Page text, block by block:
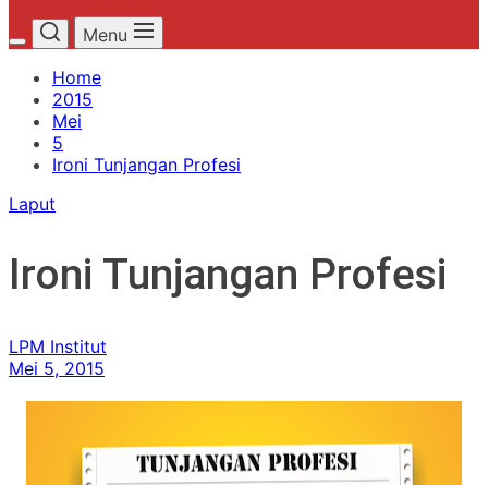
Menu
Home
2015
Mei
5
Ironi Tunjangan Profesi
Laput
Ironi Tunjangan Profesi
LPM Institut
Mei 5, 2015